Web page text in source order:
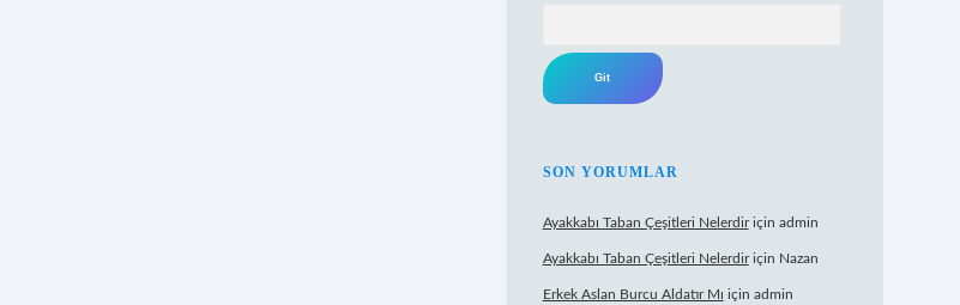
SON YORUMLAR
Ayakkabı Taban Çeşitleri Nelerdiriçin admin
Ayakkabı Taban Çeşitleri Nelerdiriçin Nazan
Erkek Aslan Burcu Aldatır Mı için admin